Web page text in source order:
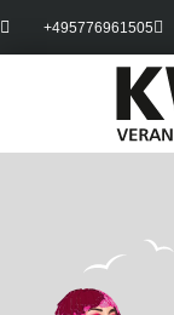
+495776961505